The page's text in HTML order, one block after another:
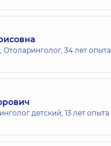
Отоларинголог, 34 лет опыта
детский, 13 лет опыта